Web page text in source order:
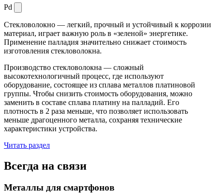
Pd
Стекловолокно — легкий, прочный и устойчивый к коррозии
материал, играет важную роль в «зеленой» энергетике.
Применение палладия значительно снижает стоимость
изготовления стекловолокна.
Производство стекловолокна — сложный
высокотехнологичный процесс, где используют
оборудование, состоящее из сплава металлов платиновой
группы. Чтобы снизить стоимость оборудования, можно
заменить в составе сплава платину на палладий. Его
плотность в 2 раза меньше, что позволяет использовать
меньше драгоценного металла, сохраняя технические
характеристики устройства.
Читать раздел
Всегда на связи
Металлы для смартфонов